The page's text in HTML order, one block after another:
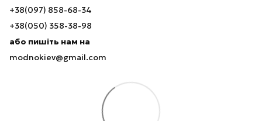
+38(097) 858-68-34
+38(050) 358-38-98
або пишіть нам на
modnokiev@gmail.com